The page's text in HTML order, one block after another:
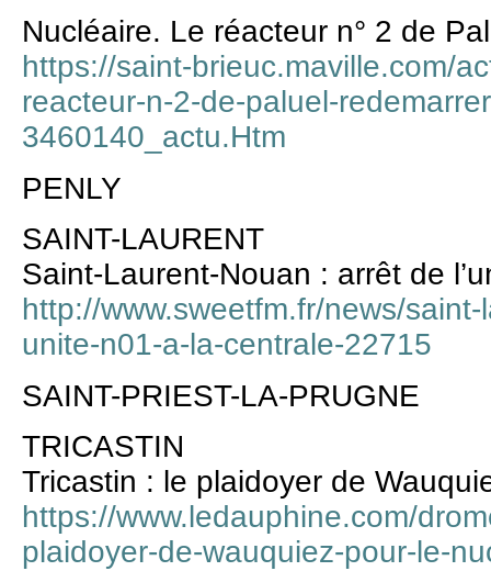
Nucléaire. Le réacteur n° 2 de
https://saint-brieuc.maville.com/
reacteur-n-2-de-paluel-
3460140_actu.Htm
PENLY
SAINT-LAURENT
Saint-Laurent-Nouan : arrêt de
http://www.sweetfm.fr/news/
unite-n01-a-la-centrale-22715
SAINT-PRIEST-LA-PRUGNE
TRICASTIN
Tricastin : le plaidoyer de
https://www.ledauphine.com/
plaidoyer-de-wauquiez-pour-le-